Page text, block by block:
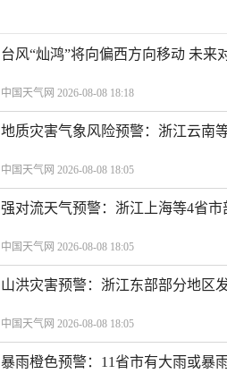
台风“灿鸿”将向偏西方向移动 未来
中国天气网 2026-08-08 18:18
地质灾害气象风险预警：浙江云南
中国天气网 2026-08-08 18:05
强对流天气预警：浙江上海等4省
中国天气网 2026-08-08 18:05
山洪灾害预警：浙江东部部分地区
中国天气网 2026-08-08 18:05
暴雨橙色预警：11省市有大雨或暴